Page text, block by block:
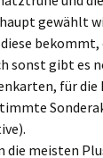
gewählt
sonst gibt es
für
die meisten